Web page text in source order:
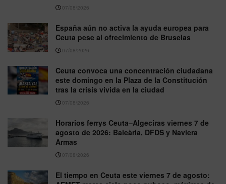
07/08/2026
España aún no activa la ayuda europea para
Ceuta pese al ofrecimiento de Bruselas
07/08/2026
Ceuta convoca una concentración ciudadana
este domingo en la Plaza de la Constitución
tras la crisis vivida en la ciudad
07/08/2026
Horarios ferrys Ceuta–Algeciras viernes 7 de
agosto de 2026: Baleària, DFDS y Naviera
Armas
07/08/2026
El tiempo en Ceuta este viernes 7 de agosto: